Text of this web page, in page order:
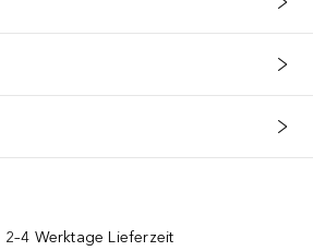
Werktage Lieferzeit